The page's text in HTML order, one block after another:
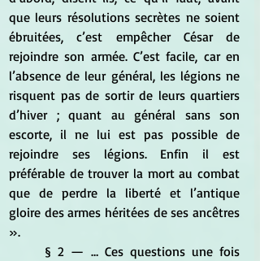
que leurs résolutions secrètes ne soient
ébruitées, c’est empêcher César de
rejoindre son armée. C’est facile, car en
l’absence de leur général, les légions ne
risquent pas de sortir de leurs quartiers
d’hiver ; quant au général sans son
escorte, il ne lui est pas possible de
rejoindre ses légions. Enfin il est
préférable de trouver la mort au combat
que de perdre la liberté et l’antique
gloire des armes héritées de ses ancêtres
».